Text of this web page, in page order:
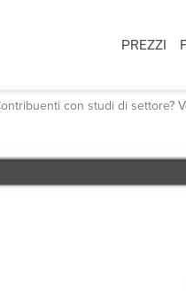
PREZZI
con studi di settore?